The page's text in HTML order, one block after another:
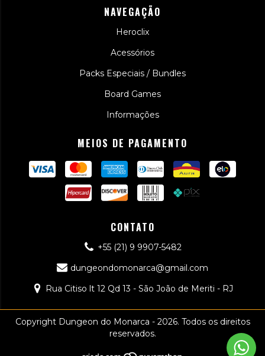
NAVEGAÇÃO
Heroclix
Acessórios
Packs Especiais / Bundles
Board Games
Informações
MEIOS DE PAGAMENTO
CONTATO
+55 (21) 9 9907-5482
dungeondomonarca@gmail.com
Rua Citiso lt 12 Qd 13 - São João de Meriti - RJ
Copyright Dungeon do Monarca - 2026. Todos os direitos
reservados.